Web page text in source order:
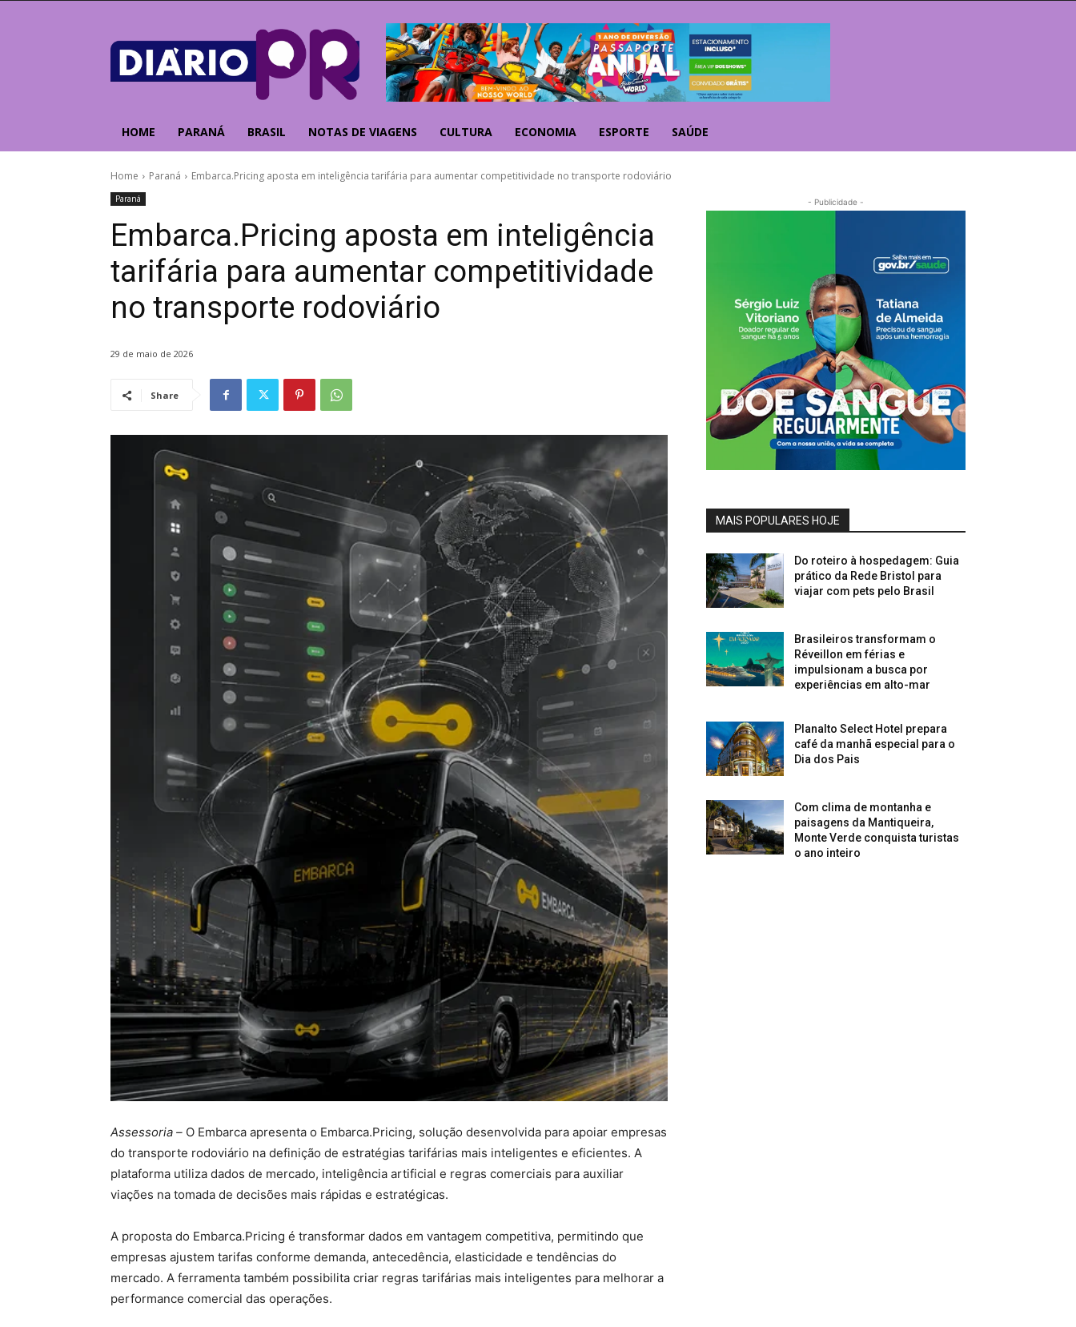
HOME PARANÁ BRASIL NOTAS DE VIAGENS CULTURA ECONOMIA ESPORTE SAÚDE
Home Paraná Embarca.Pricing aposta em inteligência tarifária para aumentar competitividade no transporte rodoviário
Paraná
Embarca.Pricing aposta em inteligência
tarifária para aumentar competitividade
no transporte rodoviário
29 de maio de 2026
Share
Assessoria – O Embarca apresenta o Embarca.Pricing, solução desenvolvida para apoiar empresas
do transporte rodoviário na definição de estratégias tarifárias mais inteligentes e eficientes. A
plataforma utiliza dados de mercado, inteligência artificial e regras comerciais para auxiliar
viações na tomada de decisões mais rápidas e estratégicas.
A proposta do Embarca.Pricing é transformar dados em vantagem competitiva, permitindo que
empresas ajustem tarifas conforme demanda, antecedência, elasticidade e tendências do
mercado. A ferramenta também possibilita criar regras tarifárias mais inteligentes para melhorar a
performance comercial das operações.
- Publicidade -
MAIS POPULARES HOJE
Do roteiro à hospedagem: Guia
prático da Rede Bristol para
viajar com pets pelo Brasil
Brasileiros transformam o
Réveillon em férias e
impulsionam a busca por
experiências em alto-mar
Planalto Select Hotel prepara
café da manhã especial para o
Dia dos Pais
Com clima de montanha e
paisagens da Mantiqueira,
Monte Verde conquista turistas
o ano inteiro